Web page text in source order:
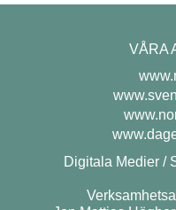
VÅRA
Digitala Medier /